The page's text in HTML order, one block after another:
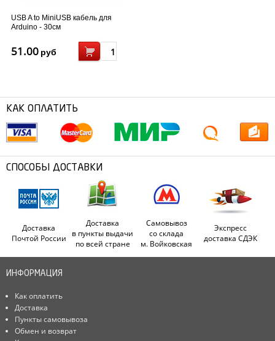
USB A to MiniUSB кабель для
Arduino - 30см
51.00 руб
КАК ОПЛАТИТЬ
СПОСОБЫ ДОСТАВКИ
Доставка
Почтой России
Доставка
в пункты выдачи
по всей стране
Самовывоз
со склада
м. Войковская
Экспресс
доставка СДЭК
ИНФОРМАЦИЯ
Как оплатить
Доставка
Пункты самовывоза
Обмен и возврат